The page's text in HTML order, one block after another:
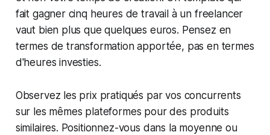
fait gagner cinq heures de travail à un freelancer
vaut bien plus que quelques euros. Pensez en
termes de transformation apportée, pas en termes
d'heures investies.
Observez les prix pratiqués par vos concurrents
sur les mêmes plateformes pour des produits
similaires. Positionnez-vous dans la moyenne ou